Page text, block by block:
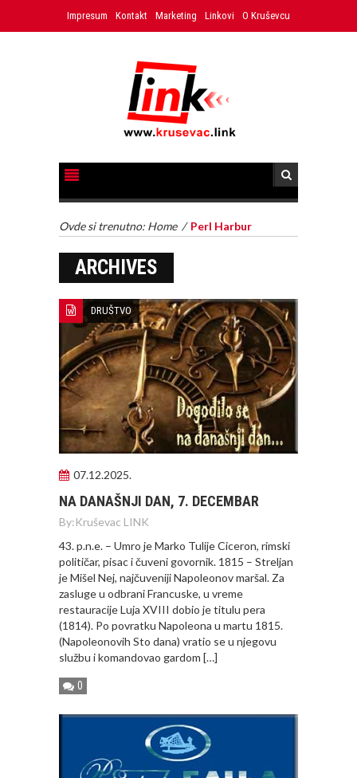
Impresum Kontakt Marketing Linkovi O Kruševcu
Ovde si trenutno: Home / Perl Harbur
ARCHIVES
DRUŠTVO
07.12.2025.
NA DANAŠNJI DAN, 7. DECEMBAR
By:Kruševac LINK
43. p.n.e. – Umro je Marko Tulije Ciceron, rimski
političar, pisac i čuveni govornik. 1815 – Streljan
je Mišel Nej, najčuveniji Napoleonov maršal. Za
zasluge u odbrani Francuske, u vreme
restauracije Luja XVIII dobio je titulu pera
(1814). Po povratku Napoleona u martu 1815.
(Napoleonovih Sto dana) vratio se u njegovu
službu i komandovao gardom […]
0